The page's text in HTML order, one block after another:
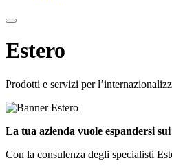
Estero
Prodotti e servizi per
La tua azienda vuole espandersi
Con la consulenza degli specialisti